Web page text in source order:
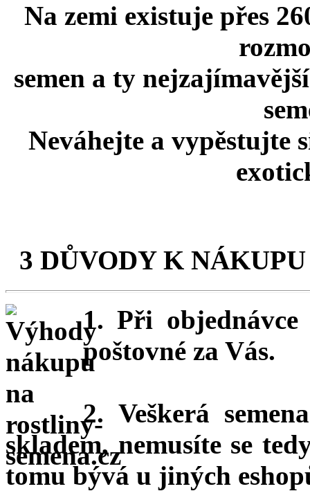
Na zemi existuje přes
semen a ty
Neváhejte a vypěstujte
3 DŮVODY K
1. Při
poštovné za Vás.
2. Veškerá
skladem, nemusíte se
tomu bývá u jiných